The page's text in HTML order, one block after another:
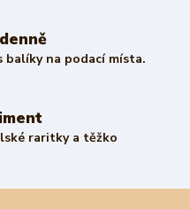
balíky na podací místa.
raritky a těžko